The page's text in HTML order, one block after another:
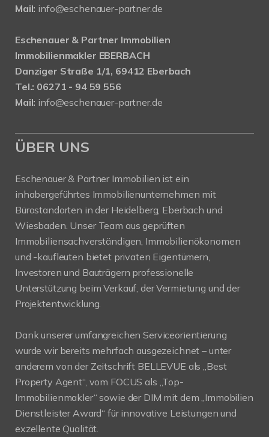
Mail: info@eschenauer-partner.de
Eschenauer & Partner Immobilien
Immobilienmakler EBERBACH
Danziger Straße 1/1, 69412 Eberbach
Tel.: 06271 - 94 59 556
Mail: info@eschenauer-partner.de
ÜBER UNS
Eschenauer & Partner Immobilien ist ein
inhabergeführtes Immobilienunternehmen mit
Bürostandorten in der Heidelberg, Eberbach und
Wiesbaden. Unser Team aus geprüften
Immobiliensachverständigen, Immobilienökonomen
und -kaufleuten bietet privaten Eigentümern,
Investoren und Bauträgern professionelle
Unterstützung beim Verkauf, der Vermietung und der
Projektentwicklung.
Dank unserer umfangreichen Serviceorientierung
wurde wir bereits mehrfach ausgezeichnet – unter
anderem von der Zeitschrift BELLEVUE als „Best
Property Agent“, vom FOCUS als „Top-
Immobilienmakler“ sowie der DIM mit dem „Immobilien
Dienstleister Award“ für innovative Leistungen und
exzellente Qualität.